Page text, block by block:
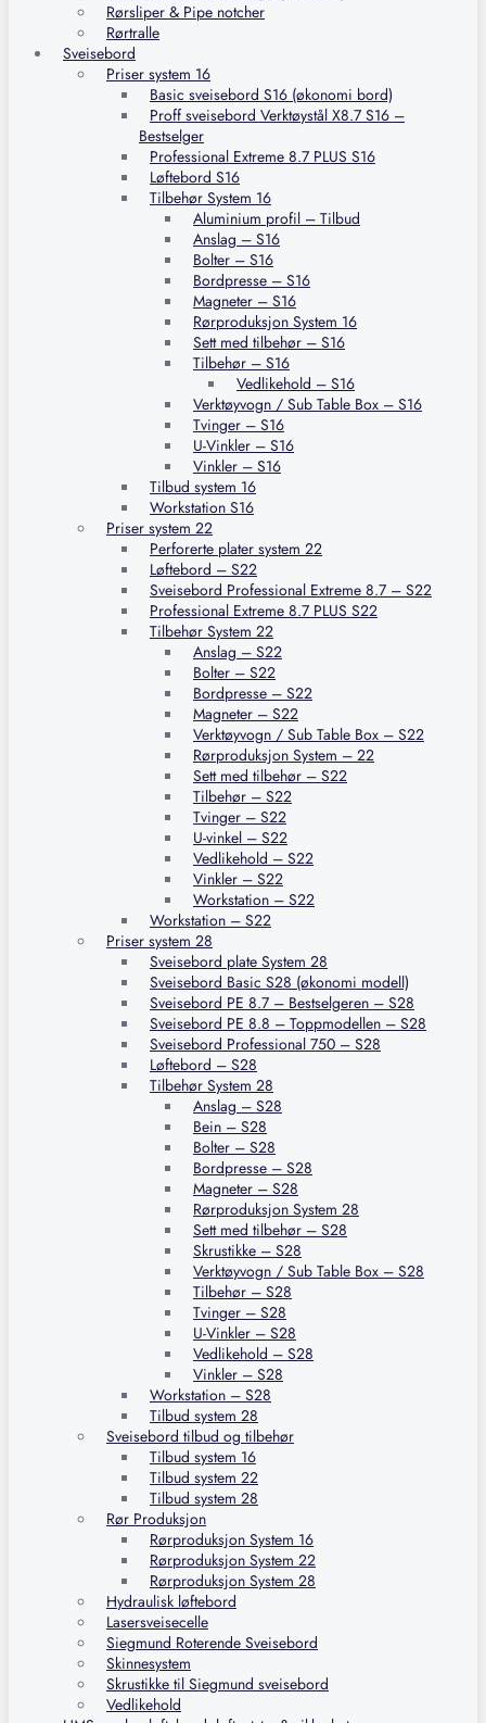
Rørsliper & Pipe notcher
Rørtralle
Sveisebord
Priser system 16
Basic sveisebord S16 (økonomi bord)
Proff sveisebord Verktøystål X8.7 S16 –
Bestselger
Professional Extreme 8.7 PLUS S16
Løftebord S16
Tilbehør System 16
Aluminium profil – Tilbud
Anslag – S16
Bolter – S16
Bordpresse – S16
Magneter – S16
Rørproduksjon System 16
Sett med tilbehør – S16
Tilbehør – S16
Vedlikehold – S16
Verktøyvogn / Sub Table Box – S16
Tvinger – S16
U-Vinkler – S16
Vinkler – S16
Tilbud system 16
Workstation S16
Priser system 22
Perforerte plater system 22
Løftebord – S22
Sveisebord Professional Extreme 8.7 – S22
Professional Extreme 8.7 PLUS S22
Tilbehør System 22
Anslag – S22
Bolter – S22
Bordpresse – S22
Magneter – S22
Verktøyvogn / Sub Table Box – S22
Rørproduksjon System – 22
Sett med tilbehør – S22
Tilbehør – S22
Tvinger – S22
U-vinkel – S22
Vedlikehold – S22
Vinkler – S22
Workstation – S22
Workstation – S22
Priser system 28
Sveisebord plate System 28
Sveisebord Basic S28 (økonomi modell)
Sveisebord PE 8.7 – Bestselgeren – S28
Sveisebord PE 8.8 – Toppmodellen – S28
Sveisebord Professional 750 – S28
Løftebord – S28
Tilbehør System 28
Anslag – S28
Bein – S28
Bolter – S28
Bordpresse – S28
Magneter – S28
Rørproduksjon System 28
Sett med tilbehør – S28
Skrustikke – S28
Verktøyvogn / Sub Table Box – S28
Tilbehør – S28
Tvinger – S28
U-Vinkler – S28
Vedlikehold – S28
Vinkler – S28
Workstation – S28
Tilbud system 28
Sveisebord tilbud og tilbehør
Tilbud system 16
Tilbud system 22
Tilbud system 28
Rør Produksjon
Rørproduksjon System 16
Rørproduksjon System 22
Rørproduksjon System 28
Hydraulisk løftebord
Lasersveisecelle
Siegmund Roterende Sveisebord
Skinnesystem
Skrustikke til Siegmund sveisebord
Vedlikehold